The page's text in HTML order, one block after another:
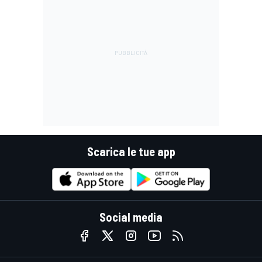
Scarica le tue app
Social media